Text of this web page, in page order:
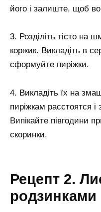
його і залиште, щоб
3. Розділіть тісто на
коржик. Викладіть в
сформуйте пиріжки.
4. Викладіть їх на
пиріжкам расстоятся
Випікайте півгодини
скоринки.
Рецепт 2.
родзинками